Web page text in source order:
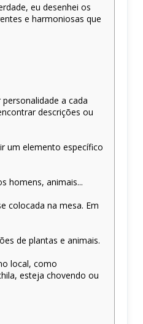
eu desenhei os
e harmoniosas que
a cada
descrições ou
um elemento específico
homens, animais...
colocada na mesa. Em
de plantas e animais.
local, como
esteja chovendo ou